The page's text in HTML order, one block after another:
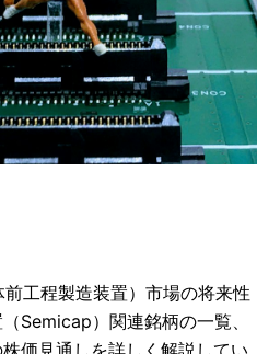
工程製造装置）市場の将来性
Semicap）関連銘柄の一覧、
価見通しを詳しく解説してい